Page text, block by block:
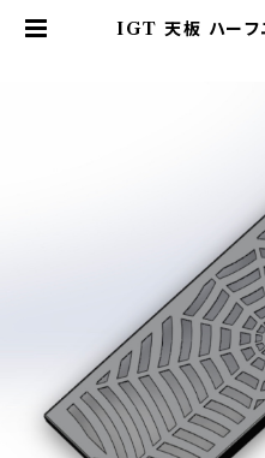
IGT 天板 ハーフユニット ブラックア